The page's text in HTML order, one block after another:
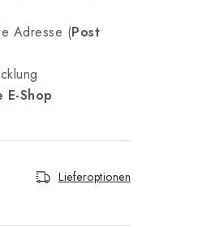
Adresse (Post
Shop
Lieferoptionen